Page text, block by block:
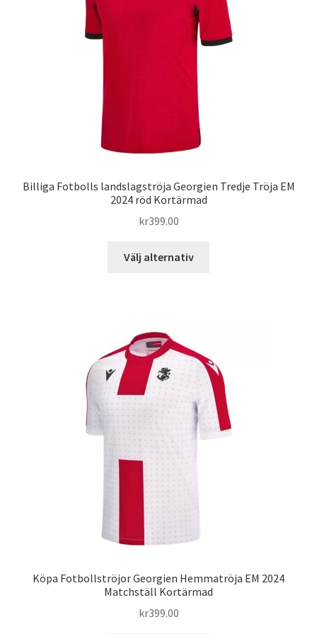
Billiga Fotbolls landslagströja Georgien Tredje Tröja EM
2024 röd Kortärmad
kr399.00
Välj alternativ
De
olika
alternativen
kan
väljas
Köpa Fotbollströjor Georgien Hemmatröja EM 2024
Matchställ Kortärmad
kr399.00